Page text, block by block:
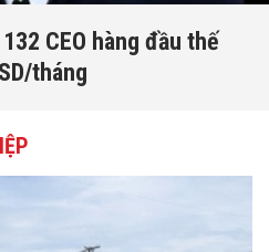
CEO hàng đầu thế
tháng